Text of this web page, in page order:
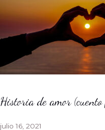
Historia de amor
julio 16, 2021